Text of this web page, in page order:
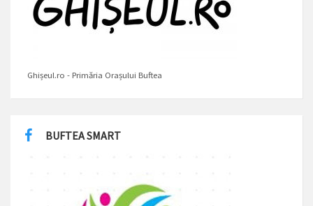
Ghișeul.ro - Primăria Orașului Buftea
BUFTEA SMART